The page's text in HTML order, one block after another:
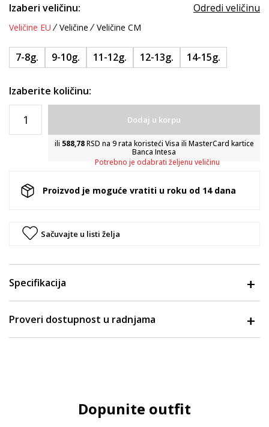
Izaberi veličinu: Odredi veličinu
Veličine EU Veličine Veličine CM
7-8g. 9-10g. 11-12g. 12-13g. 14-15g.
Izaberite količinu:
Dodaj u korpu
ili 588,78RSD na 9 rata koristeći Visa ili MasterCard kartice
Banca Intesa
Potrebno je odabrati željenu veličinu
Proizvod je moguće vratiti u roku od 14 dana
Sačuvajte u listi želja
Specifikacija
Proveri dostupnost u radnjama
Dopunite outfit